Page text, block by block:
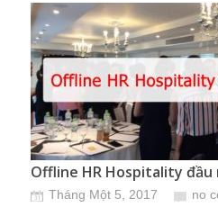
Offline HR Hospitality đầu
Tháng Một 5, 2017 no